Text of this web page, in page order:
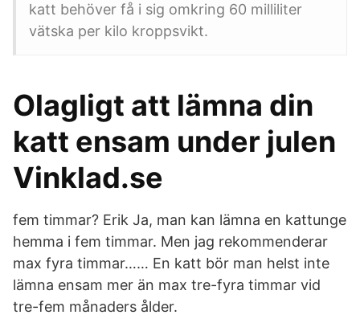
katt behöver få i sig omkring 60 milliliter
vätska per kilo kroppsvikt.
Olagligt att lämna din
katt ensam under julen
Vinklad.se
fem timmar? Erik Ja, man kan lämna en kattunge
hemma i fem timmar. Men jag rekommenderar
max fyra timmar…… En katt bör man helst inte
lämna ensam mer än max tre-fyra timmar vid
tre-fem månaders ålder.